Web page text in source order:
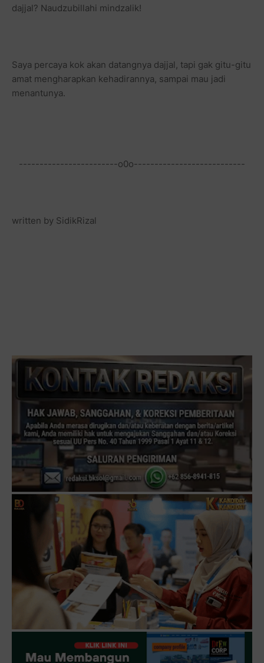
dajjal? Naudzubillahi mindzalik!
Saya percaya kok akan datangnya dajjal, tapi gak gitu-gitu
amat mengharapkan kehadirannya, sampai mau jadi
menantunya.
------------------------o0o---------------------------
written by SidikRizal